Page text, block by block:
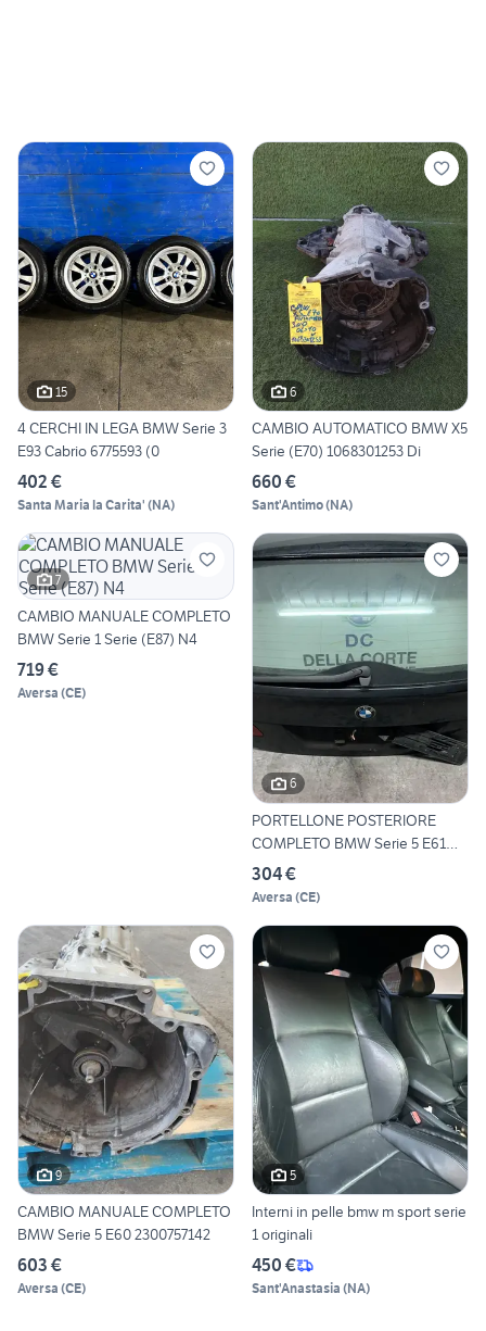
15
4 CERCHI IN LEGA BMW Serie 3
E93 Cabrio 6775593 (0
402 €
Santa Maria la Carita' (NA)
6
CAMBIO AUTOMATICO BMW X5
Serie (E70) 1068301253 Di
660 €
Sant'Antimo(NA)
7
CAMBIO MANUALE COMPLETO
BMW Serie 1 Serie (E87) N4
719 €
Aversa (CE)
6
PORTELLONE POSTERIORE
COMPLETO BMW Serie 5 E61
Tou
304 €
Aversa (CE)
9
CAMBIO MANUALE COMPLETO
BMW Serie 5 E60 2300757142
603 €
Aversa (CE)
5
Interni in pelle bmw m sport serie
1 originali
450 €
Sant'Anastasia (NA)